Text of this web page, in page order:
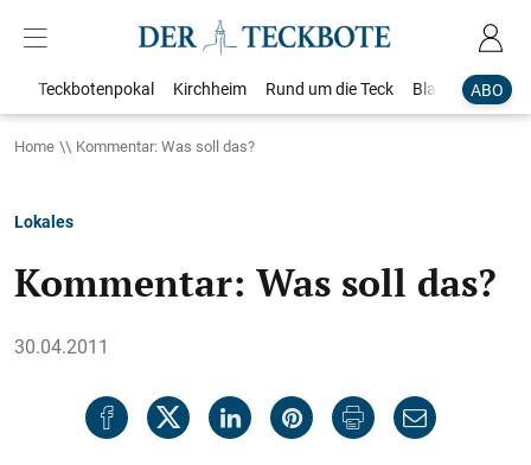
ABO
Teckbotenpokal Kirchheim Rund um die Teck Blaulicht
Home Kommentar: Was soll das?
Lokales
Kommentar: Was soll das?
30.04.2011